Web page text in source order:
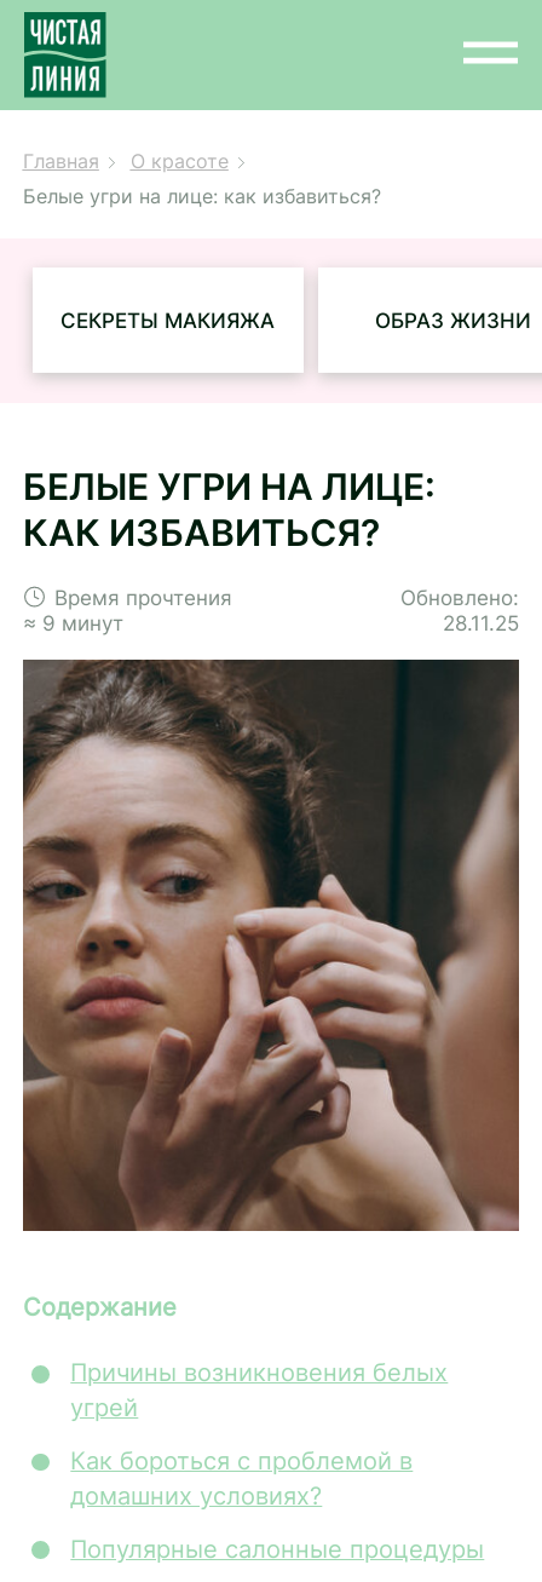
Главная
О красоте
Белые угри на лице: как избавиться?
СЕКРЕТЫ МАКИЯЖА ОБРАЗ ЖИЗНИ
БЕЛЫЕ УГРИ НА ЛИЦЕ:
КАК ИЗБАВИТЬСЯ?
Время прочтения
≈ 9 минут
Обновлено:
28.11.25
Содержание
Причины возникновения белых
угрей
Как бороться с проблемой в
домашних условиях?
Популярные салонные процедуры